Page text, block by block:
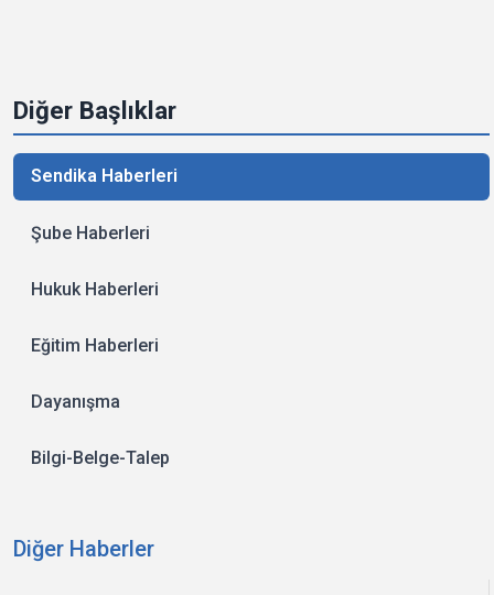
Diğer Başlıklar
Sendika Haberleri
Şube Haberleri
Hukuk Haberleri
Eğitim Haberleri
Dayanışma
Bilgi-Belge-Talep
Diğer Haberler